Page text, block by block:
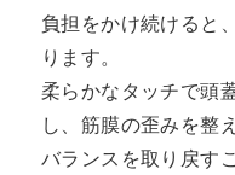
負担をかけ続けると
ります。
柔らかなタッチで頭
し、筋膜の歪みを整
バランスを取り戻す